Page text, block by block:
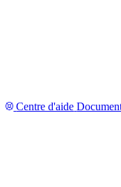
Centre d'aide